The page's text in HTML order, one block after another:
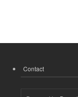
FOOTER
Contact